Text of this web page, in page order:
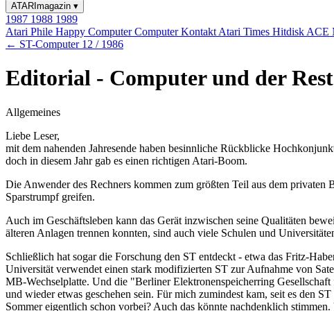
ATARImagazin ▾
1987 1988 1989
Atari Phile Happy ComputerComputer Kontakt Atari Times Hitdisk ACE
← ST-Computer 12 / 1986
Editorial - Computer und der
Allgemeines
Liebe Leser,
mit dem nahenden Jahresende haben besinnliche Rückblicke
doch in diesem Jahr gab es einen richtigen Atari-Boom.
Die Anwender des Rechners kommen zum größten Teil aus dem
Sparstrumpf greifen.
Auch im Geschäftsleben kann das Gerät inzwischen seine Qualitäten
älteren Anlagen trennen konnten, sind auch viele Schulen und
Schließlich hat sogar die Forschung den ST entdeckt - etwa das Fritz-
Universität verwendet einen stark modifizierten ST zur Aufnahme von
MB-Wechselplatte. Und die "Berliner Elektronenspeicherring
und wieder etwas geschehen sein. Für mich zumindest kam, seit es den
Sommer eigentlich schon vorbei? Auch das könnte nachdenklich